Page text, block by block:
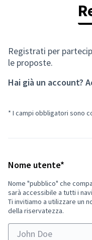
Registrati per
le proposte.
Hai già un account?
* I campi obbligatori sono
Nome utente*
Nome "pubblico" che
sarà accessibile a tutti i
Ti invitiamo a utilizzare un
della riservatezza.